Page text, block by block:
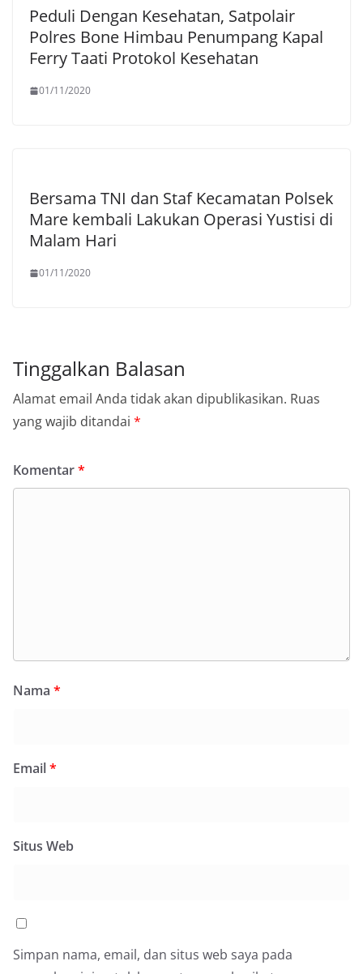
Peduli Dengan Kesehatan, Satpolair
Polres Bone Himbau Penumpang Kapal
Ferry Taati Protokol Kesehatan
01/11/2020
Bersama TNI dan Staf Kecamatan Polsek
Mare kembali Lakukan Operasi Yustisi di
Malam Hari
01/11/2020
Tinggalkan Balasan
Alamat email Anda tidak akan dipublikasikan. Ruas
yang wajib ditandai *
Komentar*
Nama *
Email*
Situs Web
Simpan nama, email, dan situs web saya pada